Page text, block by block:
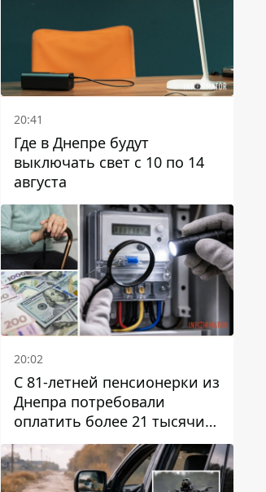
20:41
Где в Днепре будут
выключать свет с 10 по 14
августа
20:02
С 81-летней пенсионерки из
Днепра потребовали
оплатить более 21 тысячи
гривен за "вмешательство в
работу счетчика"